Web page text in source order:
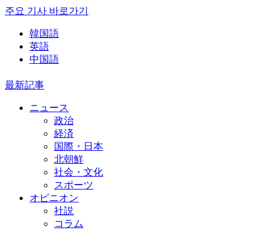
주요 기사 바로가기
韓国語
英語
中国語
最新記事
ニュース
政治
経済
国際・日本
北朝鮮
社会・文化
スポーツ
オピニオン
社説
コラム